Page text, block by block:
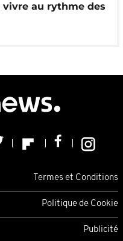
vivre au rythme des
Termes et Conditions
Politique de Cookie
Publicité